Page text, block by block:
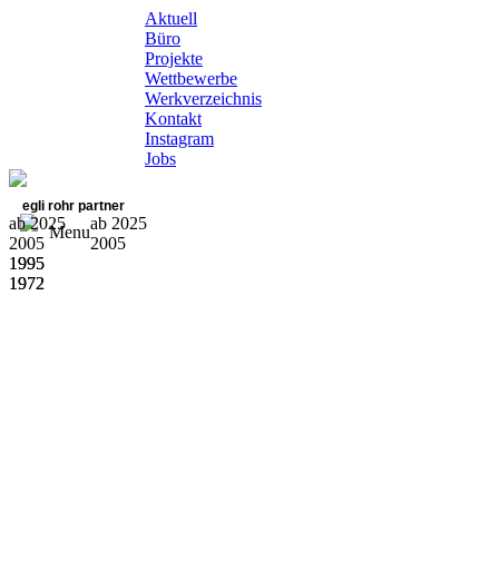
Aktuell
Büro
Projekte
Wettbewerbe
Werkverzeichnis
Kontakt
Instagram
Jobs
egli rohr partner
Menu
ab 2025
2005
1995
1972
ab 2025
2005
1995
1972